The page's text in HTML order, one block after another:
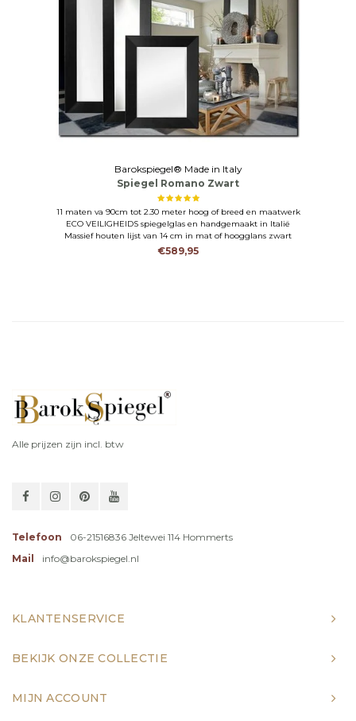
Barokspiegel® Made in Italy
Spiegel Romano Zwart
11 maten va 90cm tot 2.30 meter hoog of breed en maatwerk
ECO VEILIGHEIDS spiegelglas en handgemaakt in Italië
Massief houten lijst van 14 cm in mat of hoogglans zwart
€589,95
Alle prijzen zijn incl. btw
Telefoon
06-21516836 Jeltewei 114 Hommerts
Mail
info@barokspiegel.nl
KLANTENSERVICE
BEKIJK ONZE COLLECTIE
MIJN ACCOUNT